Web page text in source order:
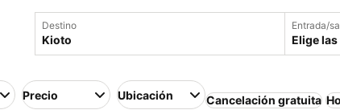
Destino Entrada/
Elige
Precio Ubicación Cancelación gratuita